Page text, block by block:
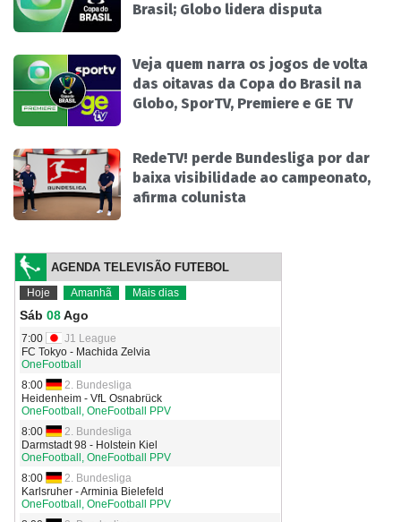
Brasil; Globo lidera disputa
Veja quem narra os jogos de volta
das oitavas da Copa do Brasil na
Globo, SporTV, Premiere e GE TV
RedeTV! perde Bundesliga por dar
baixa visibilidade ao campeonato,
afirma colunista